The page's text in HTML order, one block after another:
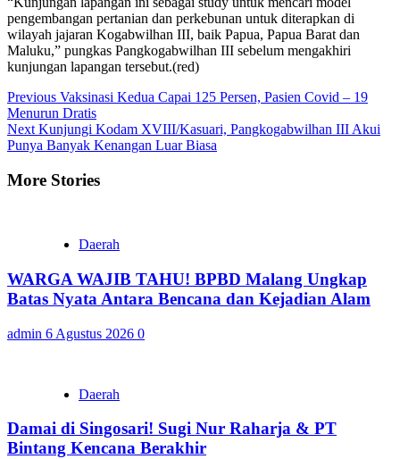
pengembangan pertanian dan perkebunan untuk diterapkan di
wilayah jajaran Kogabwilhan III, baik Papua, Papua Barat dan
Maluku,” pungkas Pangkogabwilhan III sebelum mengakhiri
kunjungan lapangan tersebut.(red)
Continue
Reading
Previous Vaksinasi Kedua Capai 125 Persen, Pasien Covid – 19
Menurun Dratis
Next Kunjungi Kodam XVIII/Kasuari, Pangkogabwilhan III Akui
Punya Banyak Kenangan Luar Biasa
More Stories
Daerah
WARGA WAJIB TAHU! BPBD Malang Ungkap
Batas Nyata Antara Bencana dan Kejadian Alam
admin 6 Agustus 2026 0
Daerah
Damai di Singosari! Sugi Nur Raharja & PT
Bintang Kencana Berakhir